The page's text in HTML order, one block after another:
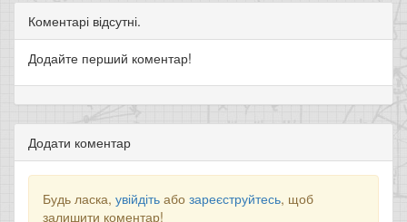
Коментарі відсутні.
Додайте перший коментар!
Додати коментар
Будь ласка, увійдіть або зареєструйтесь, щоб
залишити коментар!